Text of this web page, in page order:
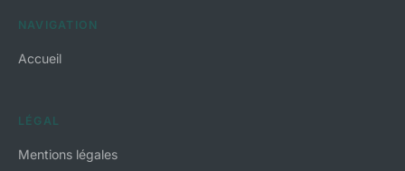
NAVIGATION
Accueil
LÉGAL
Mentions légales